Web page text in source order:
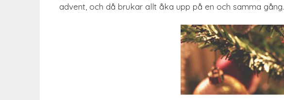
advent, och då brukar allt åka upp på en och samma gång.